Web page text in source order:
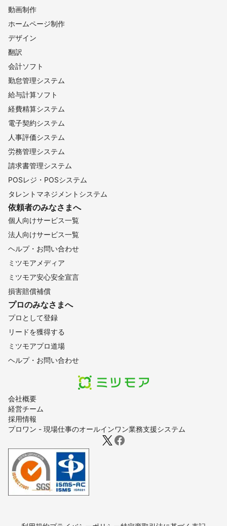
会社概要
経営チーム
採用情報
プロワン - 現場仕事のオールインワン業務支援システム
動画制作
ホームページ制作
デザイン
翻訳
会計ソフト
勤怠管理システム
給与計算ソフト
経費精算システム
電子契約システム
人事評価システム
労務管理システム
請求書管理システム
POSレジ・POSシステム
タレントマネジメントシステム
依頼者のみなさまへ
個人向けサービス一覧
法人向けサービス一覧
ヘルプ・お問い合わせ
ミツモアメディア
ミツモア安心安全宣言
損害賠償補償
プロのみなさまへ
プロとして登録
リードを獲得する
ミツモアプロ道場
ヘルプ・お問い合わせ